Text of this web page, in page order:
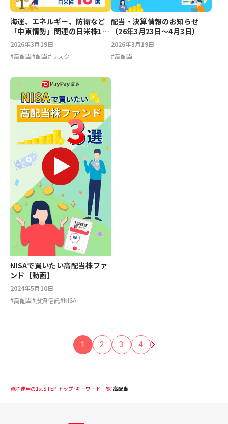
海運、エネルギー、防衛など
「中東情勢」関連の日米株10
選
2026年3月19日
#高配当#配当#リスク
配当・決算情報のお知らせ
（26年3月23日〜4月3日）
2026年3月19日
#高配当
NISAで買いたい高配当株ファ
ンド【動画】
2024年5月10日
#高配当#投資信託#NISA
1 2 3 4
資産運用の1stSTEP トップ キーワード一覧 高配当